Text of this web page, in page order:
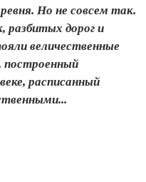
Но не совсем так.
разбитых дорог и
величественные
построенный
расписанный